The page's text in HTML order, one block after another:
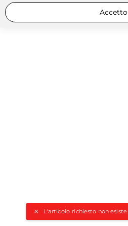
L'articolo richiesto non esiste.
Accetto